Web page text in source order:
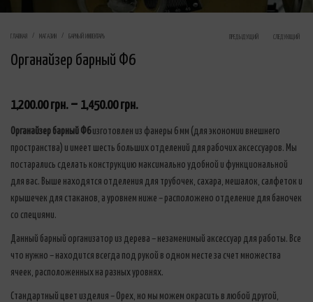
ГЛАВНАЯ МАГАЗИН БАРНЫЙ ИНВЕНТАРЬ Product
ПРЕДЫДУЩИЙ СЛЕДУЮЩИЙ
Органайзер барный Ф6
1,200.00грн.– 1,450.00грн.
Органайзер барный Ф6изготовлен из фанеры 6 мм (для экономии внешнего
пространства) и имеет шесть больших отделений для рабочих аксессуаров. Мы
постарались сделать конструкцию максимально удобной и функциональной
для вас. Выше находятся отделения для трубочек, сахара, мешалок, салфеток и
крышечек для стаканов, а уровнем ниже – расположено отделение для баночек
со специями.
Данный барный организатор из дерева – незаменимый аксессуар для работы. Все
что нужно – находится всегда под рукой в одном месте за счет множества
ячеек, расположенных на разных уровнях.
Стандартный цвет изделия – Орех, но мы можем окрасить в любой другой,